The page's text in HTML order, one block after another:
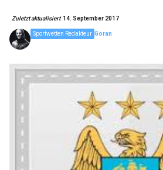
Zuletzt aktualisiert 14. September 2017
Goran
Sportwetten Redakteur